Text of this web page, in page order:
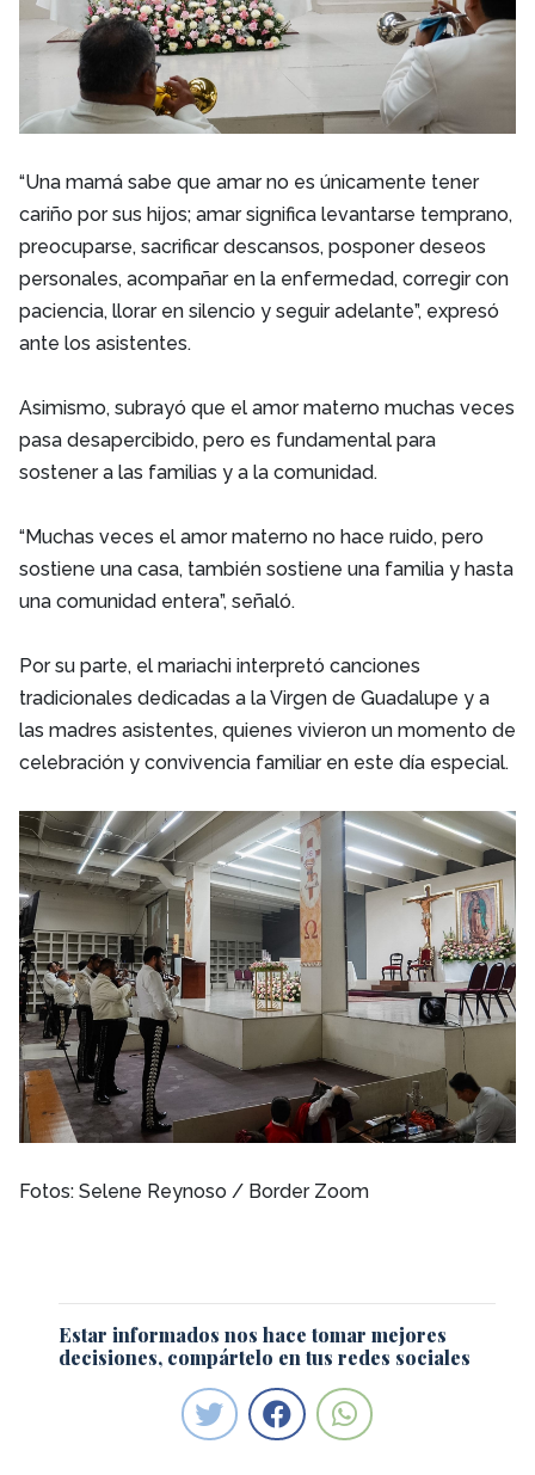
“Una mamá sabe que amar no es únicamente tener
cariño por sus hijos; amar significa levantarse temprano,
preocuparse, sacrificar descansos, posponer deseos
personales, acompañar en la enfermedad, corregir con
paciencia, llorar en silencio y seguir adelante”, expresó
ante los asistentes.
Asimismo, subrayó que el amor materno muchas veces
pasa desapercibido, pero es fundamental para
sostener a las familias y a la comunidad.
“Muchas veces el amor materno no hace ruido, pero
sostiene una casa, también sostiene una familia y hasta
una comunidad entera”, señaló.
Por su parte, el mariachi interpretó canciones
tradicionales dedicadas a la Virgen de Guadalupe y a
las madres asistentes, quienes vivieron un momento de
celebración y convivencia familiar en este día especial.
Fotos: Selene Reynoso / Border Zoom
Estar informados nos hace tomar mejores
decisiones, compártelo en tus redes sociales